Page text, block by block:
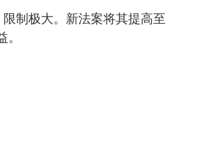
制极大。新法案将其提高至